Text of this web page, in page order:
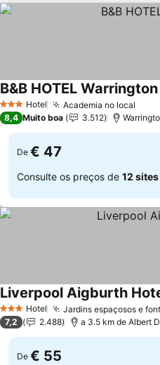
3 EstrelasHotel Academia no local
B&B HOTEL Warrington
8,4 Muito boa 3.512
De € 47
Consulte os preços de 12 sites
3 EstrelasHotel Jardins espaçosos e
Liverpool Aigburth
7,2 2.488 a 3.5 km de Albert
De € 55